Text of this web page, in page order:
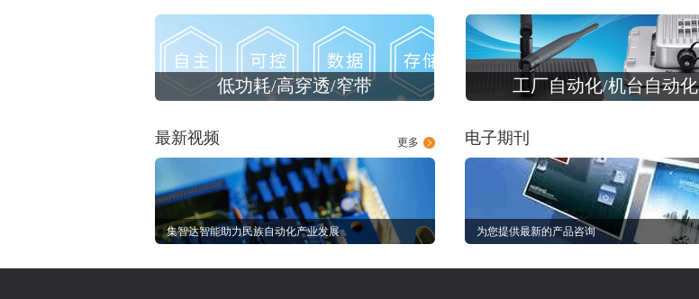
低功耗/高穿透/窄带 工厂自动化/机台自动化
更多
最新视频
集智达智能助力民族自动化产业发展
电子期刊
为您提供最新的产品咨询